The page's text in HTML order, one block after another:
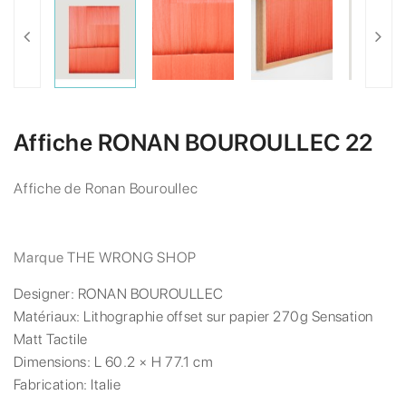
Affiche RONAN BOUROULLEC 22
Affiche de Ronan Bouroullec
Marque THE WRONG SHOP
Designer: RONAN BOUROULLEC
Matériaux: Lithographie offset sur papier 270g Sensation
Matt Tactile
Dimensions: L 60.2 × H 77.1 cm
Fabrication: Italie